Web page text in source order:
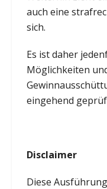
auch eine
sich.
Es ist daher
Möglichkeiten
eingehend
Disclaimer
Diese